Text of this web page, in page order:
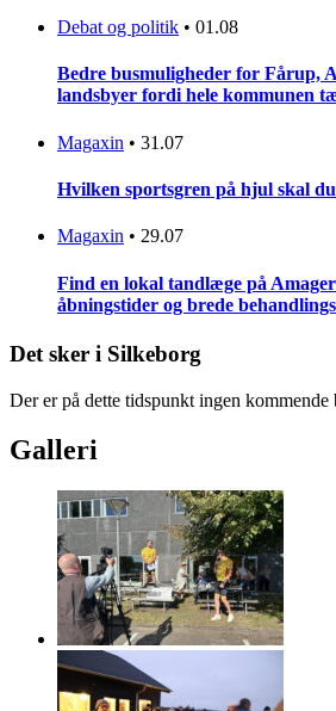
Debat og politik • 01.08
Bedre busmuligheder for Fårup,
landsbyer fordi hele kommunen
Magaxin • 31.07
Hvilken sportsgren på hjul skal
Magaxin • 29.07
Find en lokal tandlæge på
åbningstider og brede
Det sker i Silkeborg
Der er på dette tidspunkt ingen kommende
Galleri